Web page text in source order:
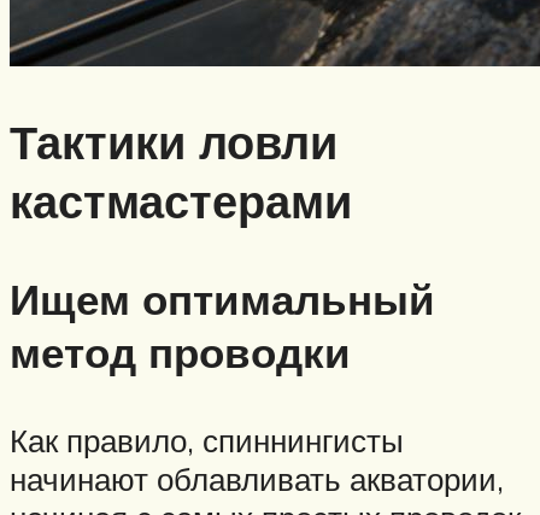
Тактики ловли
кастмастерами
Ищем оптимальный
метод проводки
Как правило, спиннингисты
начинают облавливать акватории,